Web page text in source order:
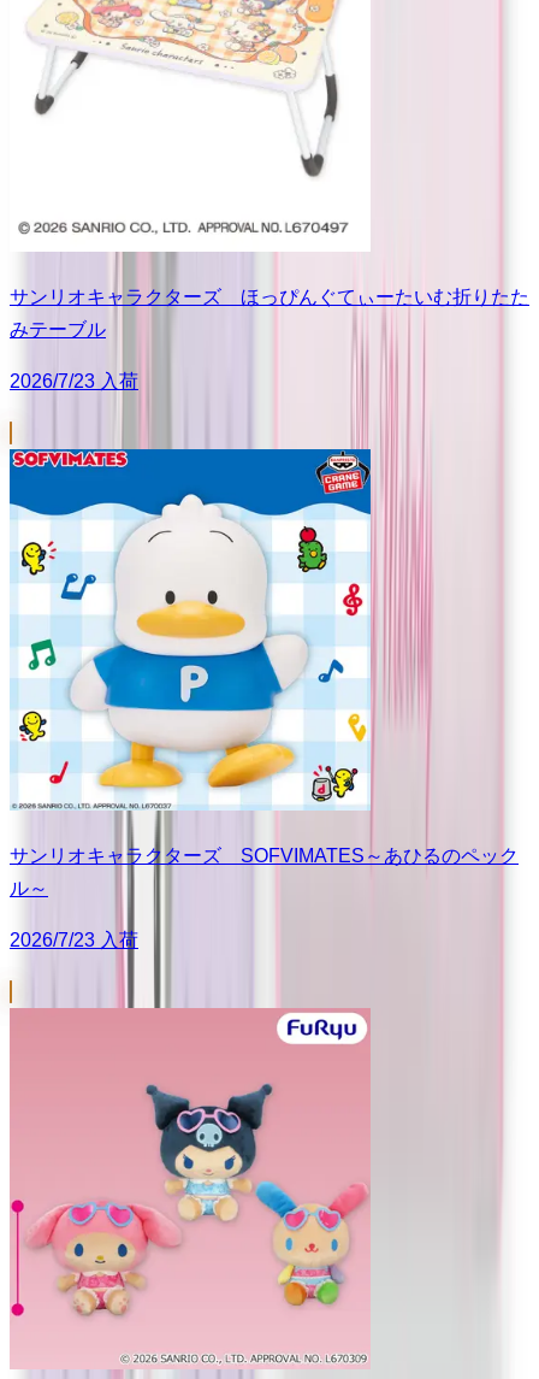
サンリオキャラクターズ ほっぴんぐてぃーたいむ折りたた
みテーブル
2026/7/23 入荷
サンリオキャラクターズ SOFVIMATES～あひるのペック
ル～
2026/7/23 入荷